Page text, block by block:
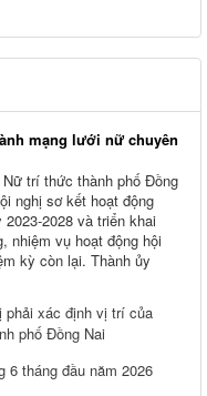
mạng lưới nữ chuyên
trí thức thành phố Đồng
nghị sơ kết hoạt động
2028 và triển khai
nhiệm vụ hoạt động hội
kỳ còn lại. Thành ủy
phải xác định vị trí của
phố Đồng Nai
6 tháng đầu năm 2026